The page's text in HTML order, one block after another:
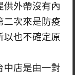
供外帶沒有內
二次來是防疫
以也不確定原
中店是由一對